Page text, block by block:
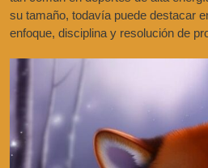
su tamaño, todavía puede destacar
enfoque, disciplina y resolución de